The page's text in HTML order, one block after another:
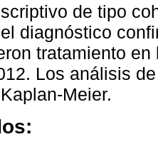
de tipo
diagnóstico
tratamiento
Los análisis
Meier.